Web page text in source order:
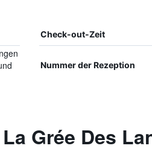
Check-out-Zeit
Nummer der Rezeption
Grée Des